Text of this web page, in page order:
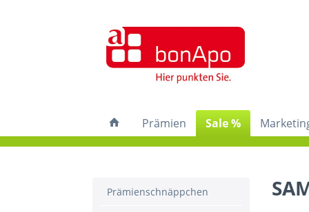
Prämien Sale %
Prämienschnäppchen